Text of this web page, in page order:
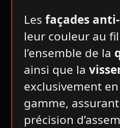
Les façades
leur couleur au
l’ensemble de la
ainsi que la
exclusivement
gamme,
précision